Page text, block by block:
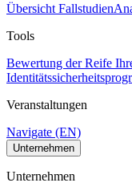
Übersicht Fallstudien
Tools
Bewertung der Reife
Veranstaltungen
Navigate (EN)
Unternehmen
Unternehmen